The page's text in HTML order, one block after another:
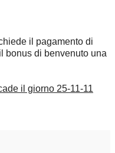
il pagamento di
bonus di benvenuto una
il giorno 25-11-11